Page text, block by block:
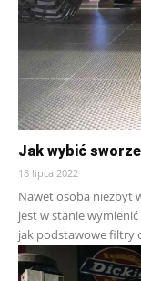
Jak wybić
18 lipca 2022
Nawet osoba niezbyt
jest w stanie
jak podstawowe filtry